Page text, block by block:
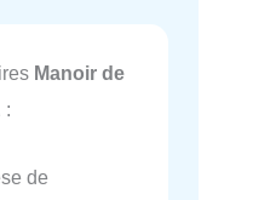
Manoir de
:
de